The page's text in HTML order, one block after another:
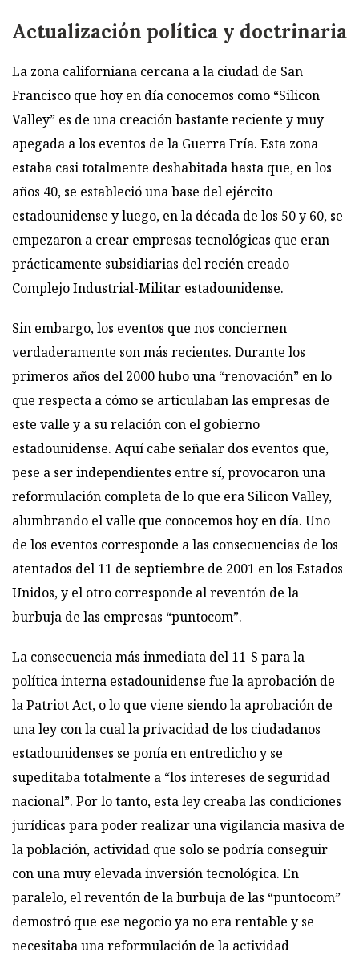
Actualización política y doctrinaria
La zona californiana cercana a la ciudad de San
Francisco que hoy en día conocemos como “Silicon
Valley” es de una creación bastante reciente y muy
apegada a los eventos de la Guerra Fría. Esta zona
estaba casi totalmente deshabitada hasta que, en los
años 40, se estableció una base del ejército
estadounidense y luego, en la década de los 50 y 60, se
empezaron a crear empresas tecnológicas que eran
prácticamente subsidiarias del recién creado
Complejo Industrial-Militar estadounidense.
Sin embargo, los eventos que nos conciernen
verdaderamente son más recientes. Durante los
primeros años del 2000 hubo una “renovación” en lo
que respecta a cómo se articulaban las empresas de
este valle y a su relación con el gobierno
estadounidense. Aquí cabe señalar dos eventos que,
pese a ser independientes entre sí, provocaron una
reformulación completa de lo que era Silicon Valley,
alumbrando el valle que conocemos hoy en día. Uno
de los eventos corresponde a las consecuencias de los
atentados del 11 de septiembre de 2001 en los Estados
Unidos, y el otro corresponde al reventón de la
burbuja de las empresas “puntocom”.
La consecuencia más inmediata del 11-S para la
política interna estadounidense fue la aprobación de
la Patriot Act, o lo que viene siendo la aprobación de
una ley con la cual la privacidad de los ciudadanos
estadounidenses se ponía en entredicho y se
supeditaba totalmente a “los intereses de seguridad
nacional”. Por lo tanto, esta ley creaba las condiciones
jurídicas para poder realizar una vigilancia masiva de
la población, actividad que solo se podría conseguir
con una muy elevada inversión tecnológica. En
paralelo, el reventón de la burbuja de las “puntocom”
demostró que ese negocio ya no era rentable y se
necesitaba una reformulación de la actividad